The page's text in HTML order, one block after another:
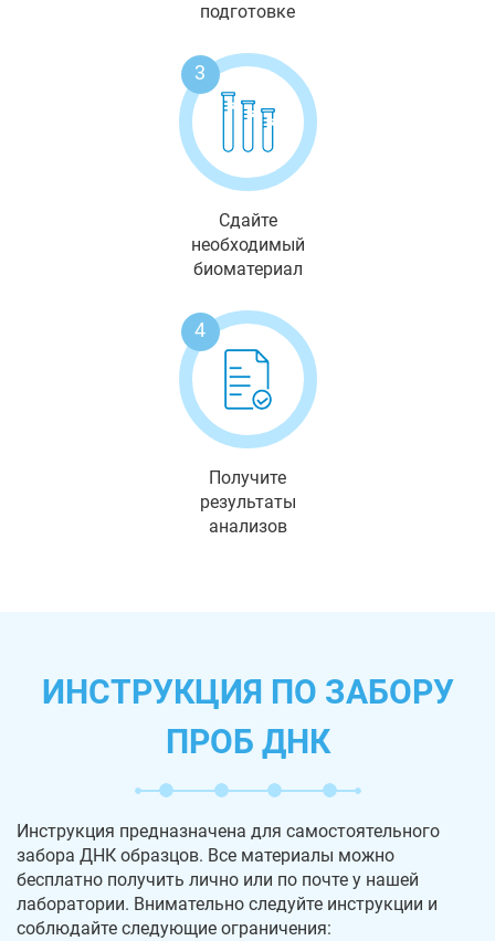
подготовке
3
Сдайте
необходимый
биоматериал
4
Получите
результаты
анализов
ИНСТРУКЦИЯ ПО ЗАБОРУ
ПРОБ ДНК
Инструкция предназначена для самостоятельного
забора ДНК образцов. Все материалы можно
бесплатно получить лично или по почте у нашей
лаборатории. Внимательно следуйте инструкции и
соблюдайте следующие ограничения: